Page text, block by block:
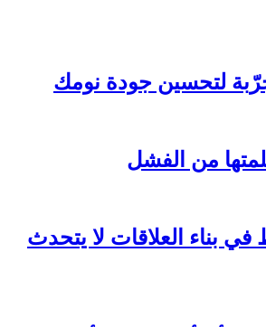
بناء العلاقات لا يتحدث